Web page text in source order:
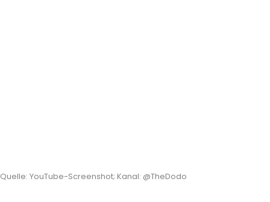
Quelle: YouTube-Screenshot; Kanal: @TheDodo